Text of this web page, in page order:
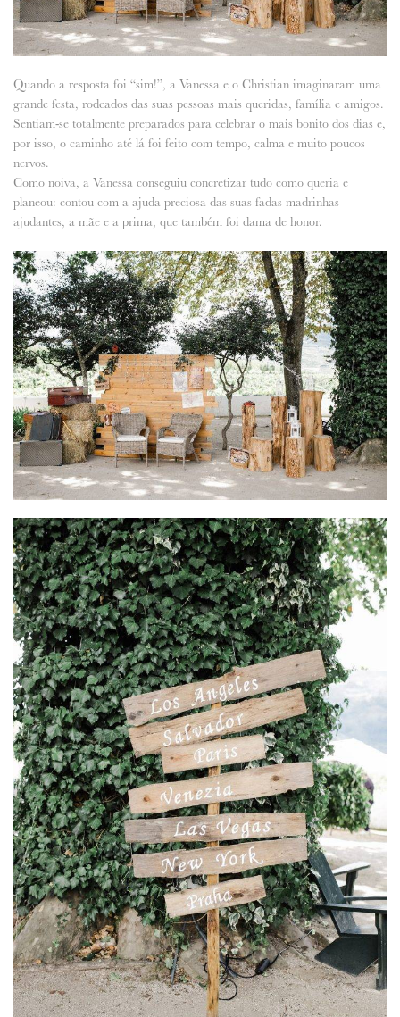
Quando a resposta foi “sim!”, a Vanessa e o Christian imaginaram uma
grande festa, rodeados das suas pessoas mais queridas, família e amigos.
Sentiam-se totalmente preparados para celebrar o mais bonito dos dias e,
por isso, o caminho até lá foi feito com tempo, calma e muito poucos
nervos.
Como noiva, a Vanessa conseguiu concretizar tudo como queria e
planeou: contou com a ajuda preciosa das suas fadas madrinhas
ajudantes, a mãe e a prima, que também foi dama de honor.